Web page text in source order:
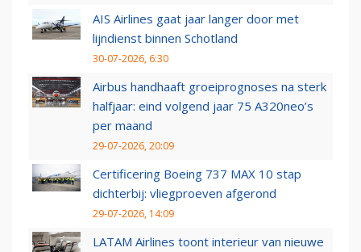
AIS Airlines gaat jaar langer door met
lijndienst binnen Schotland
30-07-2026, 6:30
Airbus handhaaft groeiprognoses na sterk
halfjaar: eind volgend jaar 75 A320neo’s
per maand
29-07-2026, 20:09
Certificering Boeing 737 MAX 10 stap
dichterbij: vliegproeven afgerond
29-07-2026, 14:09
LATAM Airlines toont interieur van nieuwe